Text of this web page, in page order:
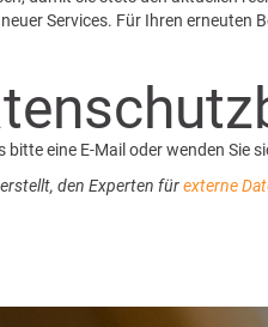
Services. Für Ihren erneuten
bitte eine E-Mail oder wenden
den Experten fürexterne